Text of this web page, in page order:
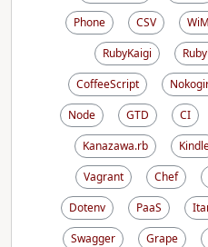
Phone
CSV
RubyKaigi
CoffeeScript
Node
GTD CI
Kanazawa.rb
Vagrant
Chef
Dotenv
PaaS
Swagger
Grape